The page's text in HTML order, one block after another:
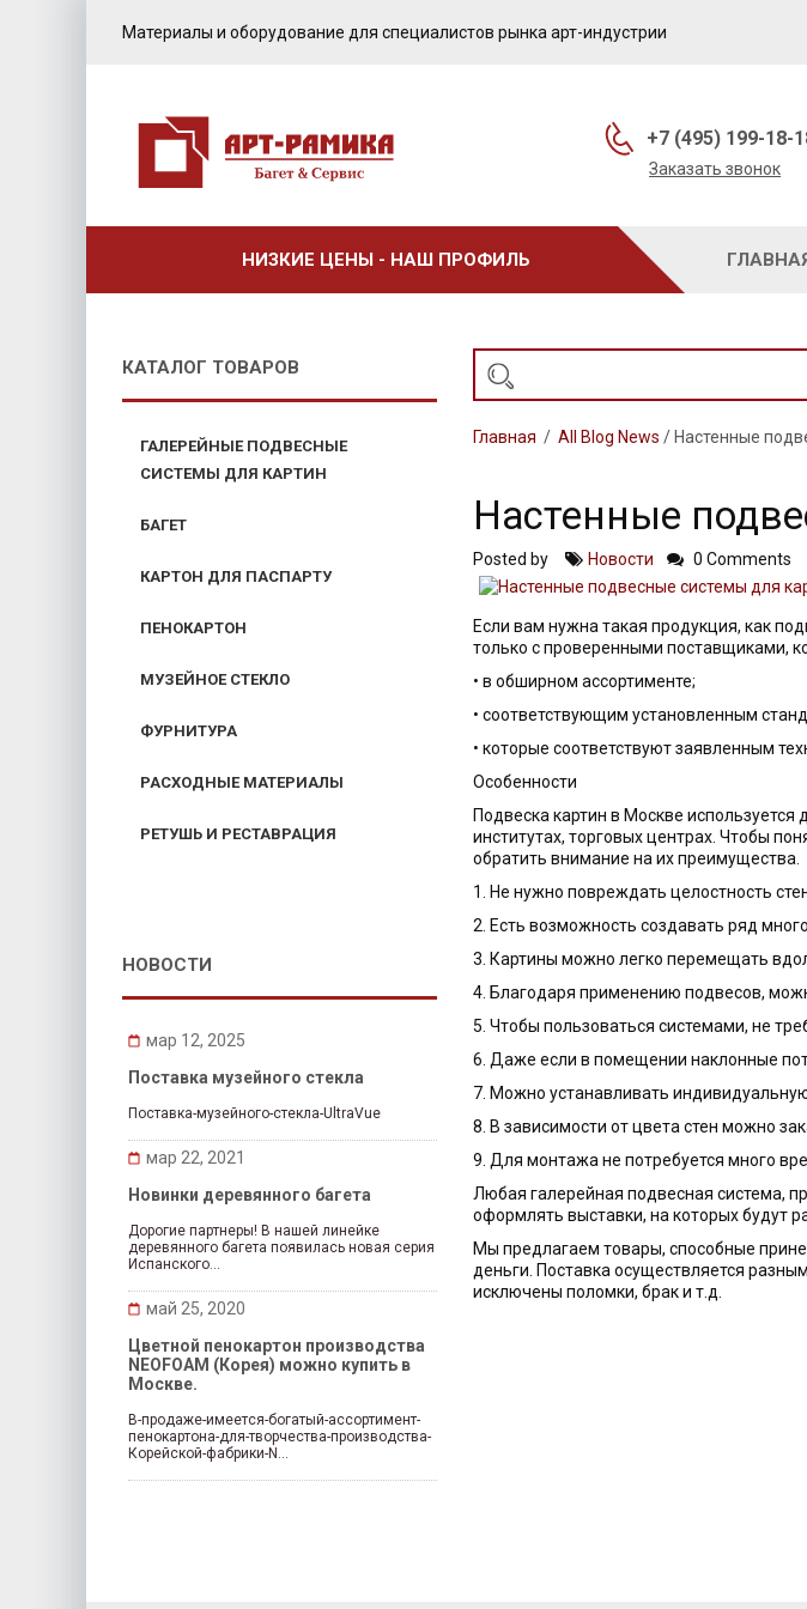
Материалы и оборудование для специалистов рынка арт-индустрии
+7 (495) 199-18-
Заказать звонок
НИЗКИЕ ЦЕНЫ - НАШ ПРОФИЛЬ
КАТАЛОГ ТОВАРОВ
ГАЛЕРЕЙНЫЕ ПОДВЕСНЫЕ
СИСТЕМЫ ДЛЯ КАРТИН
БАГЕТ
КАРТОН ДЛЯ ПАСПАРТУ
ПЕНОКАРТОН
МУЗЕЙНОЕ СТЕКЛО
ФУРНИТУРА
РАСХОДНЫЕ МАТЕРИАЛЫ
РЕТУШЬ И РЕСТАВРАЦИЯ
НОВОСТИ
мар 12, 2025
Поставка музейного стекла
Поставка-музейного-стекла-UltraVue
мар 22, 2021
Новинки деревянного багета
Дорогие партнеры! В нашей линейке
деревянного багета появилась новая серия
Испанского...
май 25, 2020
Цветной пенокартон производства
NEOFOAM (Корея) можно купить в
Москве.
В-продаже-имеется-богатый-ассортимент-
пенокартона-для-творчества-производства-
Корейской-фабрики-N...
Главная / All Blog News / Настенные
Настенные
Posted by Новости 0 Comments
Если вам нужна такая продукция, как
только с проверенными поставщиками,
• в обширном ассортименте;
• соответствующим установленным
• которые соответствуют заявленным
Особенности
Подвеска картин в Москве используется
институтах, торговых центрах. Чтобы
обратить внимание на их преимущества.
1. Не нужно повреждать целостность
2. Есть возможность создавать ряд
3. Картины можно легко перемещать
4. Благодаря применению подвесов,
5. Чтобы пользоваться системами, не
6. Даже если в помещении наклонные
7. Можно устанавливать
8. В зависимости от цвета стен можно
9. Для монтажа не потребуется много
Любая галерейная подвесная система,
оформлять выставки, на которых будут
Мы предлагаем товары, способные
деньги. Поставка осуществляется
исключены поломки, брак и т.д.